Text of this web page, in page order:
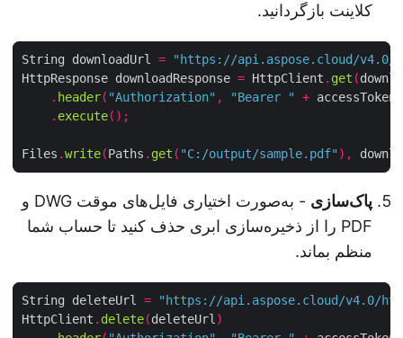
کلاینت بازگردانید.
String downloadUrl
"https://api.aspose.cloud/
HttpResponse downloadResponse = HttpClient.get(
.header ("Authorization" "Bearer " +
.execute ();
Files.write(Paths.get ("C:/output/sample.pdf" ),
پاک‌سازی
- به‌صورت اختیاری فایل‌های موقت DWG و
PDF را از ذخیره‌سازی ابری حذف کنید تا حساب شما
منظم بماند.
String deleteUrl
"https://api.aspose.cloud/v4.0/
HttpClient.delete(deleteUrl